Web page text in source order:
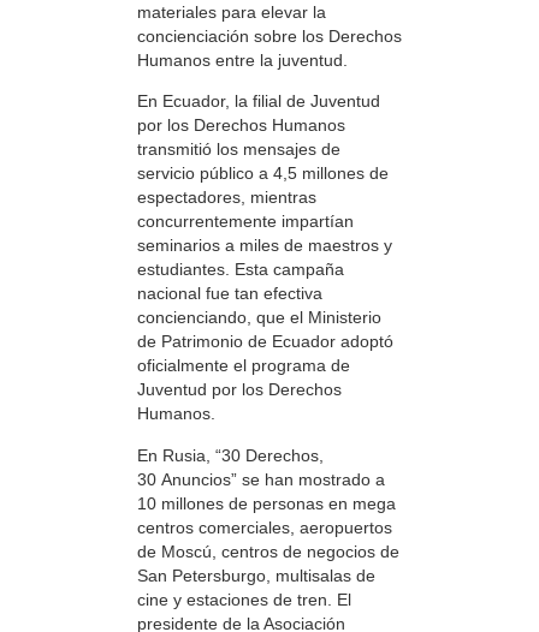
materiales para elevar la
concienciación sobre los Derechos
Humanos entre la juventud.
En Ecuador, la filial de Juventud
por los Derechos Humanos
transmitió los mensajes de
servicio público a 4,5 millones de
espectadores, mientras
concurrentemente impartían
seminarios a miles de maestros y
estudiantes. Esta campaña
nacional fue tan efectiva
concienciando, que el Ministerio
de Patrimonio de Ecuador adoptó
oficialmente el programa de
Juventud por los Derechos
Humanos.
En Rusia, “30 Derechos,
30 Anuncios” se han mostrado a
10 millones de personas en mega
centros comerciales, aeropuertos
de Moscú, centros de negocios de
San Petersburgo, multisalas de
cine y estaciones de tren. El
presidente de la Asociación